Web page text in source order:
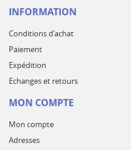
INFORMATION
Conditions d'achat
Paiement
Expédition
Echanges et retours
MON COMPTE
Mon compte
Adresses